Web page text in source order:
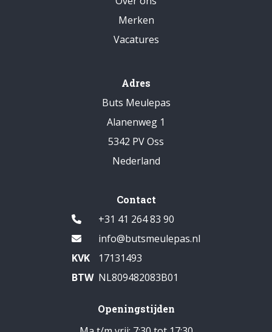
Merken
Vacatures
Adres
Buts Meulepas
Alanenweg 1
5342 PV Oss
Nederland
Contact
+31 41 264 83 90
info@butsmeulepas.nl
KVK
17131493
BTW NL809482083B01
Openingstijden